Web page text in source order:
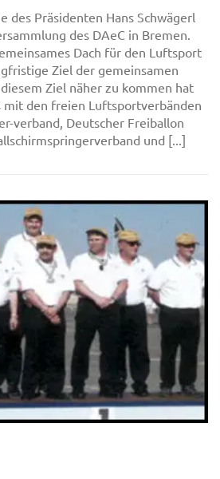
des Präsidenten Hans Schwägerl
des DAeC in Bremen.
Dach für den Luftsport
Ziel der gemeinsamen
Ziel näher zu kommen hat
mit den freien Luftsportverbänden
verband, Deutscher Freiballon
und [...]